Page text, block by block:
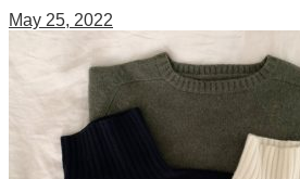
May 25, 2022